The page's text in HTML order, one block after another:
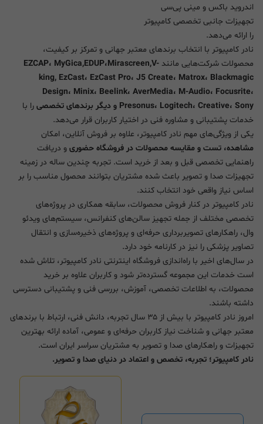
اندروید باکس و مینی پی‌سی
تجهیزات جانبی تخصصی کامپیوتر
را ارائه می‌دهد.
نادر کامپیوتر با انتخاب برندهای معتبر جهانی و تمرکز بر کیفیت،
محصولات شرکت‌هایی مانند EZCAP، MyGica,EDUP،Mirascreen,V-
king, EzCast، EzCast Pro، J5 Create، Matrox، Blackmagic
Design، Minix، Beelink، AverMedia، M-Audio، Focusrite،
Presonus، Logitech، Creative، Sony و دیگر برندهای تخصصی
را با
خدمات پشتیبانی و مشاوره فنی در اختیار کاربران قرار می‌دهد.
یکی از ویژگی‌های مهم نادر کامپیوتر، علاوه بر فروش آنلاین، امکان
مشاهده، تست و مقایسه محصولات در فروشگاه حضوری و دریافت
راهنمایی تخصصی قبل و بعد از خرید است. تجربه چندین ساله در زمینه
تجهیزات صدا و تصویر باعث شده مشتریان بتوانند محصول مناسب را بر
اساس نیاز واقعی خود انتخاب کنند.
نادر کامپیوتر در کنار فروش محصولات، سابقه همکاری در پروژه‌های
تخصصی مختلف از جمله تجهیز سالن‌های کنفرانس، سیستم‌های ویدئو
وال، راهکارهای تصویربرداری حرفه‌ای و پروژه‌های ذخیره‌سازی و انتقال
تصاویر پزشکی را نیز در کارنامه خود دارد.
در سال‌های اخیر با راه‌اندازی فروشگاه اینترنتی نادر کامپیوتر، تلاش شده
است خدمات این مجموعه گسترده‌تر شود و کاربران علاوه بر خرید
محصولات، به اطلاعات تخصصی، آموزش، بررسی فنی و پشتیبانی دسترسی
داشته باشند.
امروز نادر کامپیوتر با بیش از ۳۵ سال تجربه، دانش فنی، ارتباط با برندهای
معتبر جهانی و شناخت نیاز کاربران حرفه‌ای و عمومی، آماده ارائه بهترین
تجهیزات و راهکارهای صدا و تصویر به مشتریان سراسر ایران است.
نادر کامپیوتر؛ تجربه، تخصص و اعتماد در دنیای صدا و تصویر.